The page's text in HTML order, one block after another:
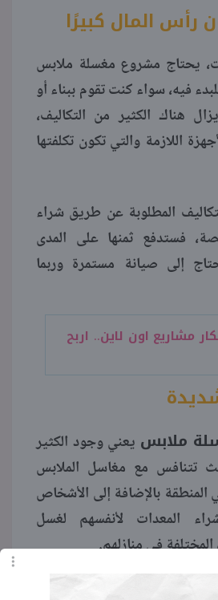
رأس المال كبيرًا
يحتاج مشروع مغسلة ملابس
فيه، سواء كنت تقوم ببناء أو
هناك الكثير من التكاليف،
اللازمة والتي تكون تكلفتها
المطلوبة عن طريق شراء
فستدفع ثمنها على المدى
إلى صيانة مستمرة وربما
مشاريع اون لاين.. اربح
ملابس يعني وجود الكثير
تتنافس مع مغاسل الملابس
المنطقة بالإضافة إلى الأشخاص
المعدات لأنفسهم لغسل
في منازلهم.
فهم الكثير من